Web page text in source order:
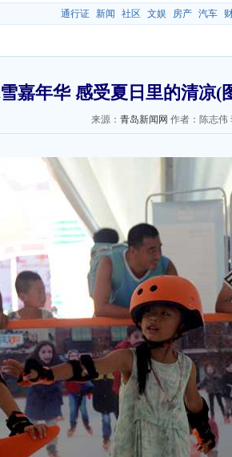
通行证 新闻 社区 文娱 房产 汽车
嘉年华 感受夏日里的清凉(
来源： 青岛新闻网 作者：陈志伟